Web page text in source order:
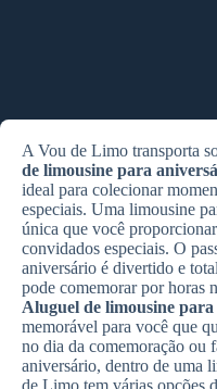
A Vou de Limo transporta
de limousine para
ideal para colecionar
especiais. Uma limousine
única que você
convidados especiais. O
aniversário é divertido e
pode comemorar por horas
Aluguel de limousine
memorável para você que
no dia da comemoração ou
aniversário, dentro de uma
de Limo tem várias opções